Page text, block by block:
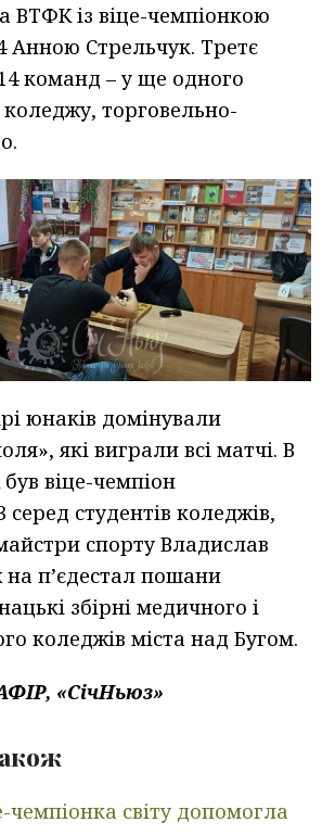
ВТФК із віце-чемпіонкою
Анною Стрельчук. Третє
команд – у ще одного
коледжу, торговельно-
юнаків домінували
які виграли всі матчі. В
віце-чемпіон
серед студентів коледжів,
спорту Владислав
п’єдестал пошани
збірні медичного і
коледжів міста над Бугом.
«СічНьюз»
чемпіонка світу допомогла